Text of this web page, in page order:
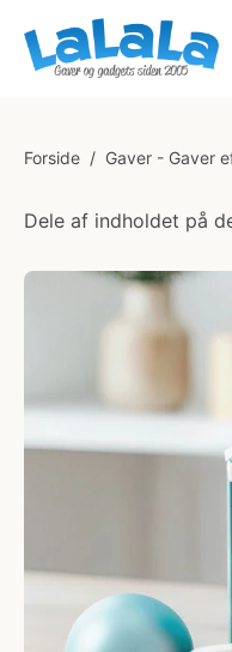
Forside / Gaver - Gaver
Dele af indholdet på